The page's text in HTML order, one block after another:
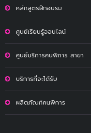
หลักสูตรฝึกอบรม
ศูนย์เรียนรู้ออนไลน์
ศูนย์บริการคนพิการ สาขา
บริการที่จะได้รับ
ผลิตภัณฑ์คนพิการ